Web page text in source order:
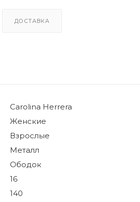
ДОСТАВКА
Carolina Herrera
Женские
Взрослые
Металл
Ободок
16
140